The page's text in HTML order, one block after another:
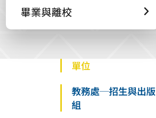
畢業與離校
單位
教務處─招生與出版
組